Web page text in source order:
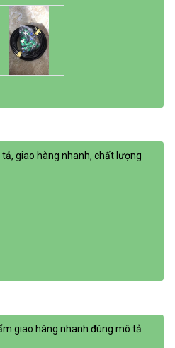
giao hàng nhanh, chất lượng
giao hàng nhanh.đúng mô tả